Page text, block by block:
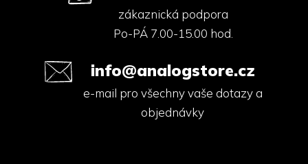
zákaznická podpora
Po-PÁ 7.00-15.00 hod.
info@analogstore.cz
e-mail pro všechny vaše dotazy a
objednávky